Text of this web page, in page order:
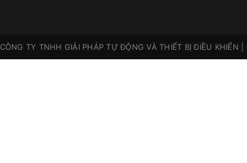
CÔNG TY TNHH GIẢI PHÁP TỰ ĐỘNG VÀ THIẾT BỊ ĐIỀU KHIỂN